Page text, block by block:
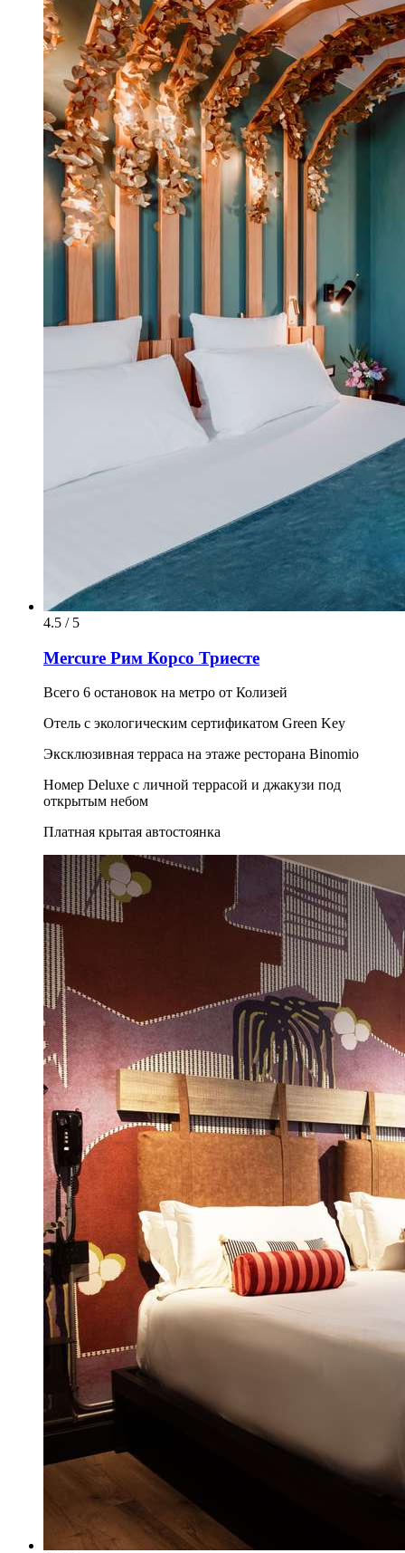
4.5 / 5
Mercure Рим Корсо Триесте
Всего 6 остановок на метро от Колизей
Отель с экологическим сертификатом Green Key
Эксклюзивная терраса на этаже ресторана Binomio
Номер Deluxe с личной террасой и джакузи под
открытым небом
Платная крытая автостоянка